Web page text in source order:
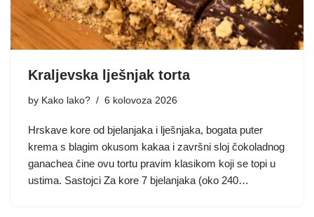
Kraljevska lješnjak torta
by Kako lako? 6 kolovoza 2026
Hrskave kore od bjelanjaka i lješnjaka, bogata puter
krema s blagim okusom kakaa i završni sloj čokoladnog
ganachea čine ovu tortu pravim klasikom koji se topi u
ustima. Sastojci Za kore 7 bjelanjaka (oko 240…